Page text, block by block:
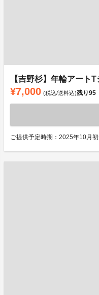
【吉野杉】年輪アート
¥7,000 (税込/送料込)残り95
ご提供予定時期：2025年10月